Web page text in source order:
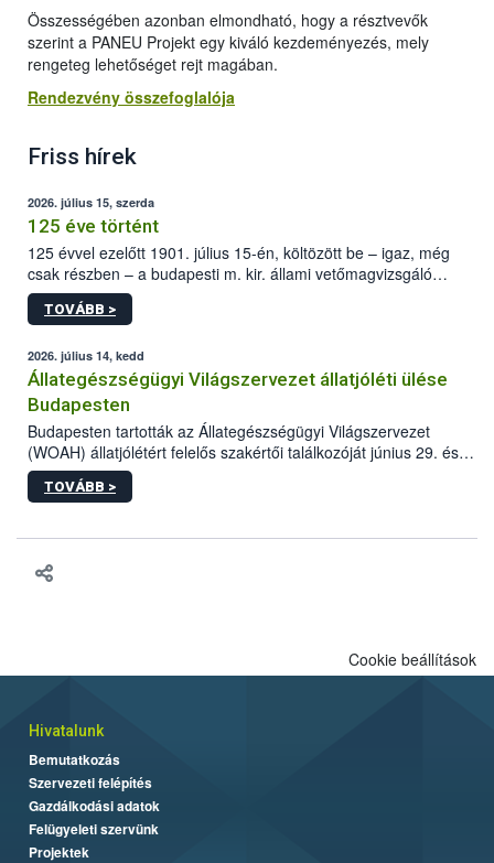
Összességében azonban elmondható, hogy a résztvevők
szerint a PANEU Projekt egy kiváló kezdeményezés, mely
rengeteg lehetőséget rejt magában.
Rendezvény összefoglalója
Friss hírek
2026. július 15, szerda
125 éve történt
125 évvel ezelőtt 1901. július 15-én, költözött be – igaz, még
csak részben – a budapesti m. kir. állami vetőmagvizsgáló
állomás a Kis Rókus utca 15. szám alatti, Czigler Győző által
tervezett új épületébe.
TOVÁBB >
2026. július 14, kedd
Állategészségügyi Világszervezet állatjóléti ülése
Budapesten
Budapesten tartották az Állategészségügyi Világszervezet
(WOAH) állatjólétért felelős szakértői találkozóját június 29. és
július 2. között. Az Agrár- és Élelmiszergazdaságért Felelős
Minisztérium (AÉM) és a Nemzeti Élelmiszerlánc-biztonsági
gazdasági haszonállatok jólétének elősegítése volt az európai
meg tapasztalatait a gazdasági haszonállatok jólétének
TOVÁBB >
Cookie beállítások
Hivatalunk
Bemutatkozás
Szervezeti felépítés
Gazdálkodási adatok
Felügyeleti szervünk
Projektek